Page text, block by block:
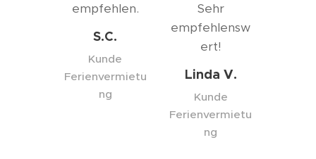
empfehlen.
S.C.
Kunde
Ferienvermietu
ng
Sehr
empfehlensw
ert!
Linda V.
Kunde
Ferienvermietu
ng